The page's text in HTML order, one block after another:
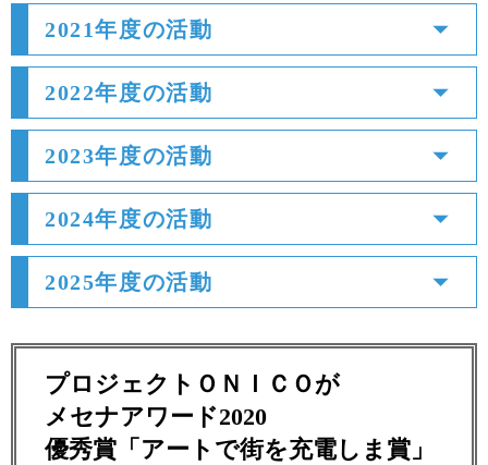
2021年度の活動
2022年度の活動
2023年度の活動
2024年度の活動
2025年度の活動
プロジェクトＯＮＩＣＯが
メセナアワード2020
優秀賞「アートで街を充電しま賞」